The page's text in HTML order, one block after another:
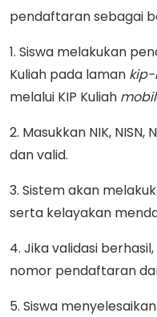
pendaftaran sebagai
1. Siswa melakukan
Kuliah pada laman kip-
melalui KIP Kuliah
2. Masukkan NIK,
dan valid.
3. Sistem akan
serta kelayakan
4. Jika validasi
nomor pendaftaran
5. Siswa